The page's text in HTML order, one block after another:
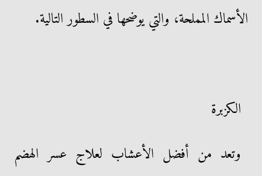
الأسماك المملحة، والتي يوضحها في السطور التالية.
الكزبرة
وتعد من أفضل الأعشاب لعلاج عسر الهضم